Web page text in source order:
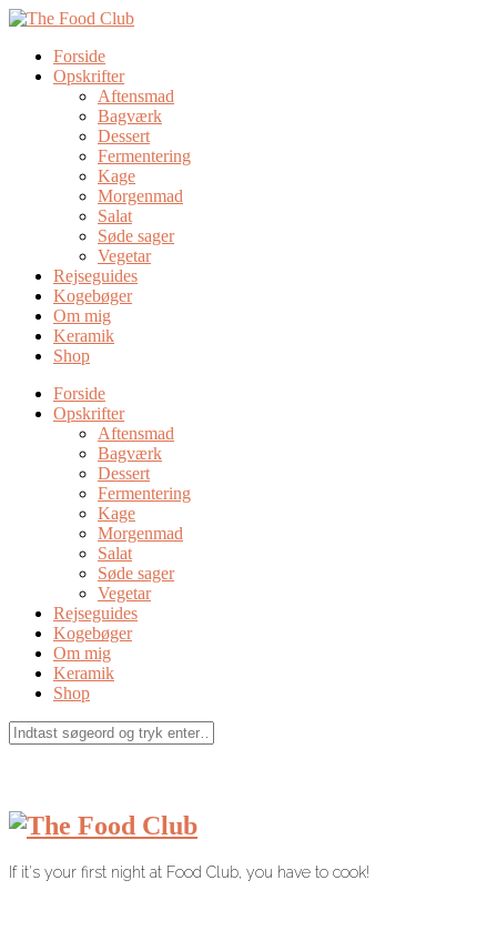
Forside
Opskrifter
Aftensmad
Bagværk
Dessert
Fermentering
Kage
Morgenmad
Salat
Søde sager
Vegetar
Rejseguides
Kogebøger
Om mig
Keramik
Shop
Forside
Opskrifter
Aftensmad
Bagværk
Dessert
Fermentering
Kage
Morgenmad
Salat
Søde sager
Vegetar
Rejseguides
Kogebøger
Om mig
Keramik
Shop
If it's your first night at Food Club, you have to cook!